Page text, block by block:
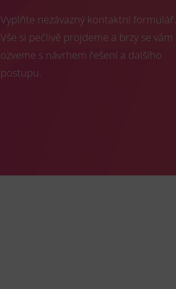
Vyplňte nezávazný kontaktní formulář.
Vše si pečlivě projdeme a brzy se vám
ozveme s návrhem řešení a dalšího
postupu.